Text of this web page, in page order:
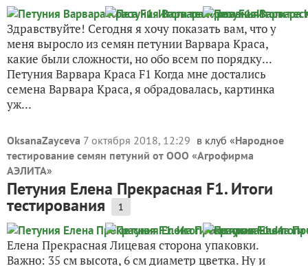
Здравствуйте! Сегодня я хочу показать вам, что у
меня выросло из семян петунии Варвара Краса,
какие были сложности, но обо всем по порядку...
Петуния Варвара Краса F1 Когда мне достались
семена Варвара Краса, я обрадовалась, картинка
уж...
OksanaZayceva 7 октября 2018, 12:29 в клуб «Народное
тестирование семян петуний от ООО «Агрофирма
АЭЛИТА»
Петуния Елена Прекрасная F1. Итоги
тестирования 1
Елена Прекрасная Лицевая сторона упаковки.
Важно: 35 см высота, 6 см диаметр цветка. Ну и